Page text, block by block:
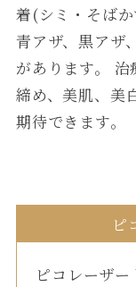
着(シミ・そばか
青アザ、黒アザ
があります。
締め、美肌、美
期待できます。
ピ
ピコレーザ